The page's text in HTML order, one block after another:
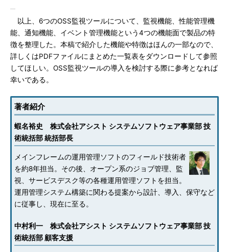
以上、6つのOSS監視ツールについて、監視機能、性能管理機
能、通知機能、イベント管理機能という4つの機能面で製品の特
徴を整理した。本稿で紹介した機能や特徴はほんの一部なので、
詳しくはPDFファイルにまとめた一覧表をダウンロードして参照
してほしい。OSS監視ツールの導入を検討する際に参考となれば
幸いである。
著者紹介
蝦名裕史 株式会社アシスト システムソフトウェア事業部 技
術統括部 統括部長
メインフレームの運用管理ソフトのフィールド技術者
を約8年担当。その後、オープン系のジョブ管理、監
視、サービスデスク等の各種運用管理ソフトを担当。
運用管理システム構築に関わる提案から設計、導入、保守など
に従事し、現在に至る。
中村利一 株式会社アシスト システムソフトウェア事業部 技
術統括部 顧客支援